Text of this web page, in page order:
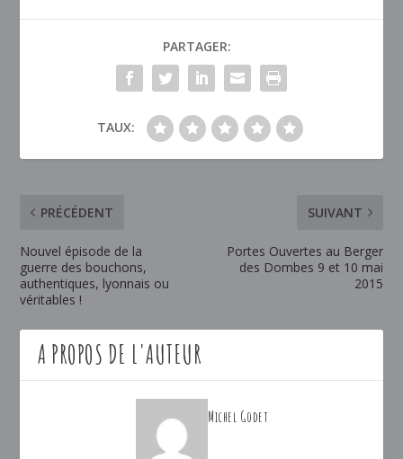
PARTAGER:
TAUX:
PRÉCÉDENT
Nouvel épisode de la
guerre des bouchons,
authentiques, lyonnais ou
véritables !
SUIVANT
Portes Ouvertes au Berger
des Dombes 9 et 10 mai
2015
A PROPOS DE L'AUTEUR
Michel Godet